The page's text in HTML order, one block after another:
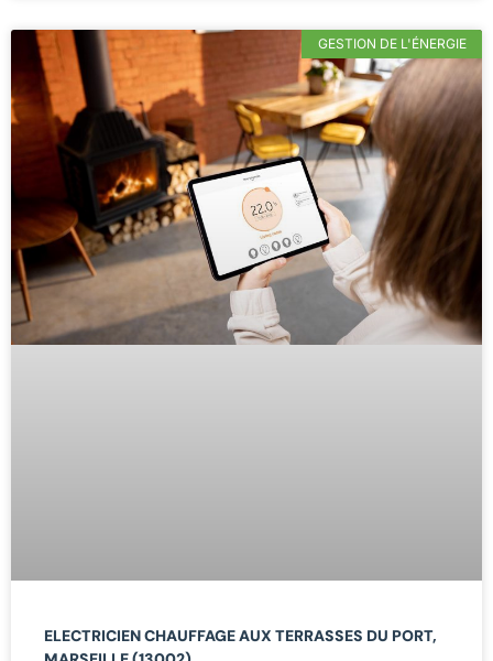
GESTION DE L'ÉNERGIE
ELECTRICIEN CHAUFFAGE AUX TERRASSES DU PORT,